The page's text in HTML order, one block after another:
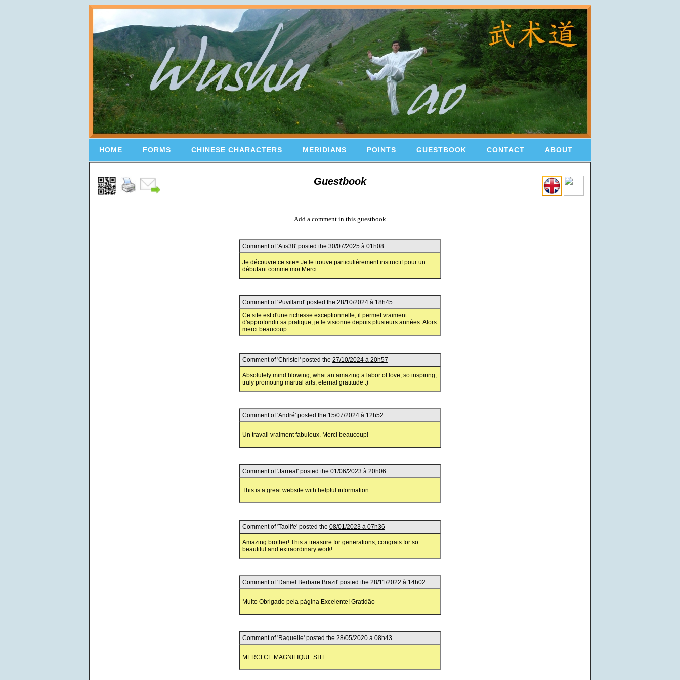
HOME FORMS CHINESE CHARACTERS MERIDIANS POINTS GUESTBOOK CONTACT ABOUT
Guestbook
Add a comment in this guestbook
Comment of 'Atis38' posted the 30/07/2025 à 01h08
Je découvre ce site> Je le trouve particulièrement instructif pour un
débutant comme moi.Merci.
Comment of 'Puvilland' posted the 28/10/2024 à 18h45
Ce site est d'une richesse exceptionnelle, il permet vraiment
d'approfondir sa pratique, je le visionne depuis plusieurs années. Alors
merci beaucoup
Comment of 'Christel' posted the 27/10/2024 à 20h57
Absolutely mind blowing, what an amazing a labor of love, so inspiring,
truly promoting martial arts, eternal gratitude :)
Comment of 'André' posted the 15/07/2024 à 12h52
Un travail vraiment fabuleux. Merci beaucoup!
Comment of 'Jarreal' posted the 01/06/2023 à 20h06
This is a great website with helpful information.
Comment of 'Taolife' posted the 08/01/2023 à 07h36
Amazing brother! This a treasure for generations, congrats for so
beautiful and extraordinary work!
Comment of 'Daniel Berbare Brazil ' posted the 28/11/2022 à 14h02
Muito Obrigado pela página Excelente! Gratidão
Comment of 'Raquelle' posted the 28/05/2020 à 08h43
MERCI CE MAGNIFIQUE SITE